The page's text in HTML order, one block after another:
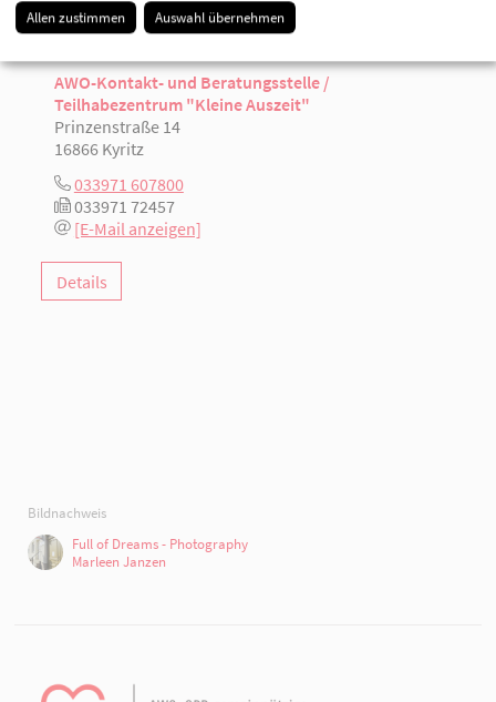
AWO-Kontakt- und Beratungsstelle /
Teilhabezentrum "Kleine Auszeit"
Prinzenstraße 14
16866 Kyritz
033971 607800
033971 72457
[E-Mail anzeigen]
Details
Bildnachweis
Full of Dreams - Photography
Marleen Janzen
Allen zustimmen Auswahl übernehmen